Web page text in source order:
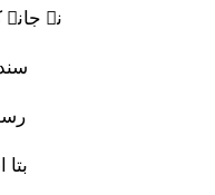
نہ